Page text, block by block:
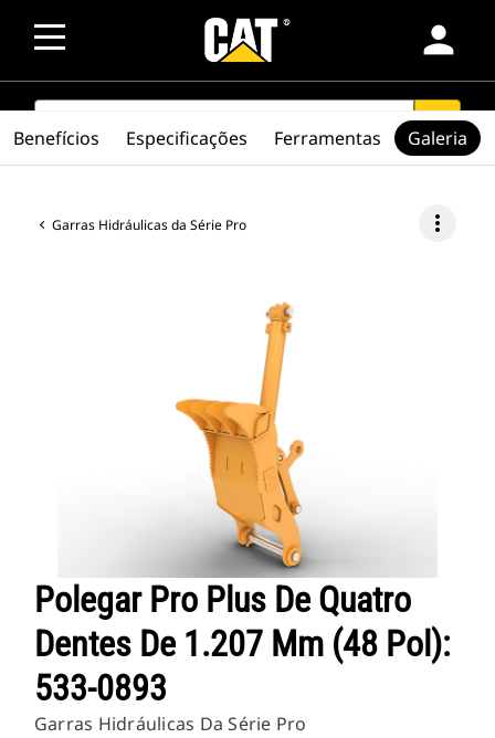
person
SEARCH search
Garras Hidráulicas da Série Pro more_vert
Polegar Pro Plus De Quatro
Dentes De 1.207 Mm (48 Pol):
533-0893
Garras Hidráulicas Da Série Pro
Benefícios Especificações Ferramentas Galeria